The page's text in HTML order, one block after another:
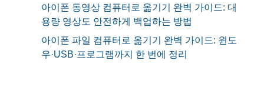
아이폰 동영상 컴퓨터로 옮기기 완벽 가이드: 대
용량 영상도 안전하게 백업하는 방법
아이폰 파일 컴퓨터로 옮기기 완벽 가이드: 윈도
우·USB·프로그램까지 한 번에 정리